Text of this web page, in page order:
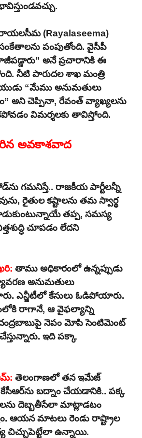
(Rayalaseema)
సంకేతాలను పంపుతోంది. వైసీపీ
అనే ప్రచారానికి ఈ
నీటి పారుదల శాఖ మంత్రి
“మేము అనుమతులు
అని చెప్పినా, రేవంత్ వ్యాఖ్యలను
విమర్శలకు తావిస్తోంది.
అవకాశవాద
గమనిస్తే.. రాజకీయ పార్టీలన్నీ
రైతుల కష్టాలను తమ స్వార్థ
తప్ప, సమస్య
చూపడం లేదని
తాము అధికారంలో ఉన్నప్పుడు
అనుమతులు
ఎన్జీటీలో కేసులు ఓడిపోయారు.
రాగానే, ఆ వైఫల్యాన్ని
చంద్రబాబుపై నెపం మోపి సెంటిమెంట్
ఇది పక్కా
తెలంగాణలో తన ఇమేజ్
బద్నాం చేయడానికి.. పక్క
దెబ్బతీసేలా మాట్లాడటం
ఆయన మాటలు రెండు రాష్ట్రాల
చిచ్చుపెట్టేలా ఉన్నాయి.